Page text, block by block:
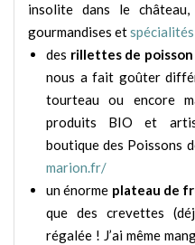
insolite dans le
gourmandises et
des rillettes de poisson
nous a fait goûter
tourteau ou encore
produits BIO et
boutique des Poissons
marion.fr/
un énorme plateau de
que des crevettes
régalée ! J’ai même